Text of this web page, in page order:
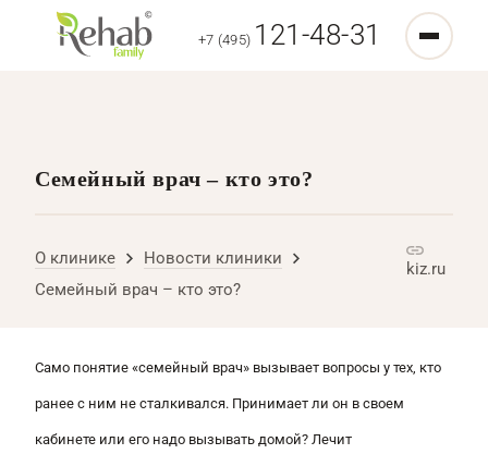
+7 (495) 121-48-31
Семейный врач – кто это?
О клинике
Новости клиники
Семейный врач – кто это?
kiz.ru
Само понятие «семейный врач» вызывает вопросы у тех, кто
ранее с ним не сталкивался. Принимает ли он в своем
кабинете или его надо вызывать домой? Лечит